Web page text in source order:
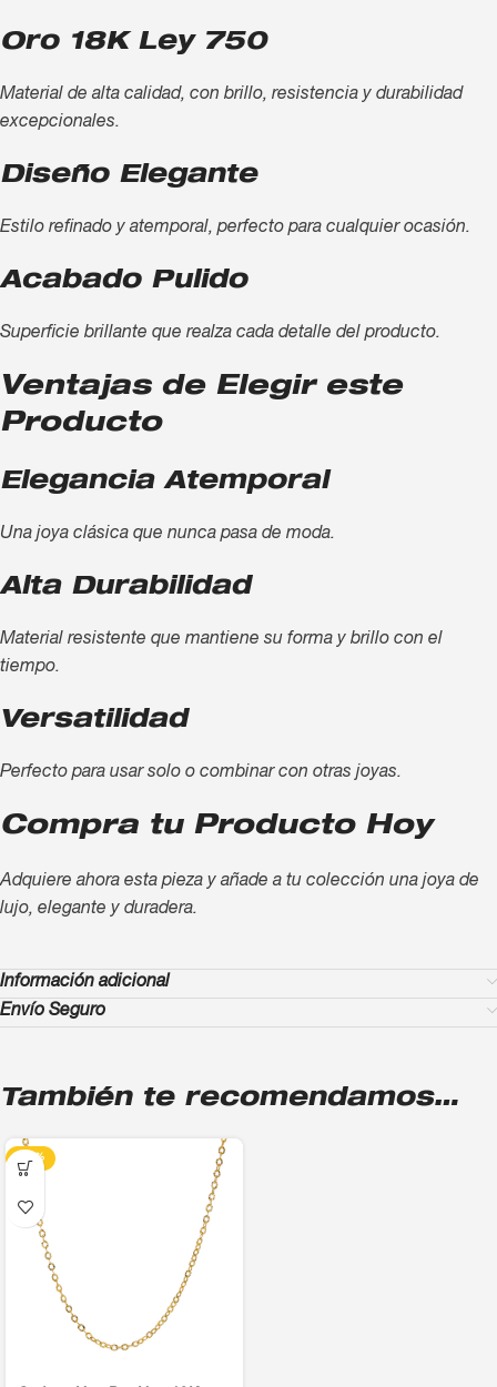
Oro 18K Ley 750
Material de alta calidad, con brillo, resistencia y durabilidad
excepcionales.
Diseño Elegante
Estilo refinado y atemporal, perfecto para cualquier ocasión.
Acabado Pulido
Superficie brillante que realza cada detalle del producto.
Ventajas de Elegir este
Producto
Elegancia Atemporal
Una joya clásica que nunca pasa de moda.
Alta Durabilidad
Material resistente que mantiene su forma y brillo con el
tiempo.
Versatilidad
Perfecto para usar solo o combinar con otras joyas.
Compra tu Producto Hoy
Adquiere ahora esta pieza y añade a tu colección una joya de
lujo, elegante y duradera.
Información adicional
Envío Seguro
También te recomendamos…
-13%